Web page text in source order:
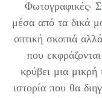
Φωτογραφικές-
μέσα από τα δικά
οπτική σκοπιά
που
κρύβει μια μικρή
ιστορία που θα